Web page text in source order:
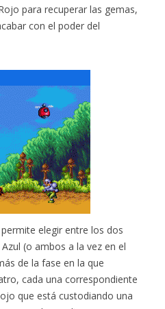
para recuperar las gemas,
con el poder del
elegir entre los dos
(o ambos a la vez en el
de la fase en la que
cada una correspondiente
que está custodiando una